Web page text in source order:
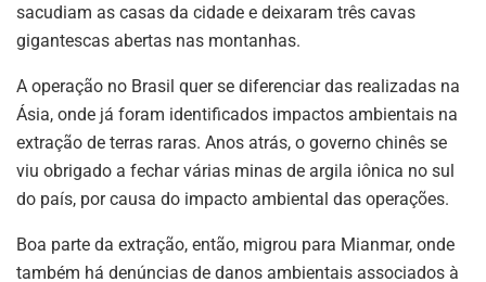
sacudiam as casas da cidade e deixaram três cavas
gigantescas abertas nas montanhas.
A operação no Brasil quer se diferenciar das realizadas na
Ásia, onde já foram identificados impactos ambientais na
extração de terras raras. Anos atrás, o governo chinês se
viu obrigado a fechar várias minas de argila iônica no sul
do país, por causa do impacto ambiental das operações.
Boa parte da extração, então, migrou para Mianmar, onde
também há denúncias de danos ambientais associados à